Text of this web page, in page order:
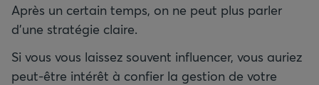
Après un certain temps, on ne peut plus parler
d’une stratégie claire.
Si vous vous laissez souvent influencer, vous auriez
peut-être intérêt à confier la gestion de votre